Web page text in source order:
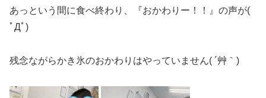
あっという間に食べ終わり、『おかわりー！！』の声が(
ﾟДﾟ)
残念ながらかき氷のおかわりはやっていません( ´艸｀)